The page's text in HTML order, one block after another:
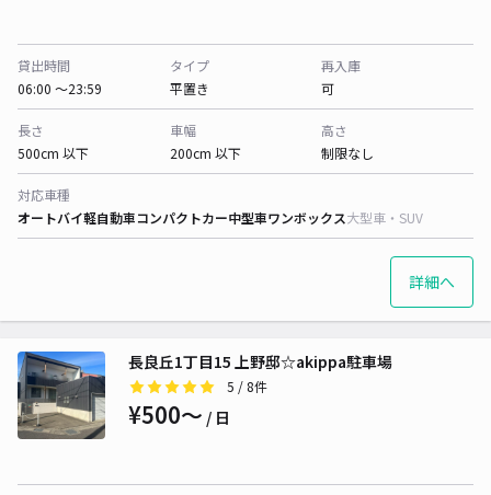
貸出時間
06:00 〜23:59
タイプ
平置き
再入庫
可
長さ
500cm 以下
車幅
200cm 以下
高さ
制限なし
対応車種
オートバイ軽自動車コンパクトカー中型車ワンボックス大型車・SUV
詳細へ
長良丘1丁目15 上野邸☆akippa駐車場
5 / 8件
¥500〜 / 日